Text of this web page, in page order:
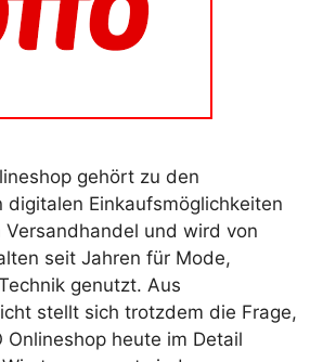
gehört zu den
digitalen Einkaufsmöglichkeiten
Versandhandel und wird von
seit Jahren für Mode,
genutzt. Aus
stellt sich trotzdem die Frage,
Onlineshop heute im Detail